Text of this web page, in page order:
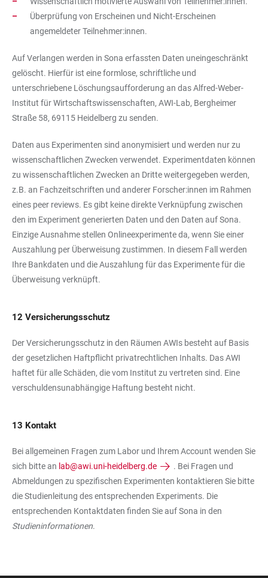
Überprüfung von Erscheinen und Nicht-Erscheinen
angemeldeter Teilnehmer:innen.
Auf Verlangen werden in Sona erfassten Daten uneingeschränkt
gelöscht. Hierfür ist eine formlose, schriftliche und
unterschriebene Löschungsaufforderung an das Alfred-Weber-
Institut für Wirtschaftswissenschaften, AWI-Lab, Bergheimer
Straße 58, 69115 Heidelberg zu senden.
Daten aus Experimenten sind anonymisiert und werden nur zu
wissenschaftlichen Zwecken verwendet. Experimentdaten können
zu wissenschaftlichen Zwecken an Dritte weitergegeben werden,
z.B. an Fachzeitschriften und anderer Forscher:innen im Rahmen
eines peer reviews. Es gibt keine direkte Verknüpfung zwischen
den im Experiment generierten Daten und den Daten auf Sona.
Einzige Ausnahme stellen Onlineexperimente da, wenn Sie einer
Auszahlung per Überweisung zustimmen. In diesem Fall werden
Ihre Bankdaten und die Auszahlung für das Experimente für die
Überweisung verknüpft.
12 Versicherungsschutz
Der Versicherungsschutz in den Räumen AWIs besteht auf Basis
der gesetzlichen Haftpflicht privatrechtlichen Inhalts. Das AWI
haftet für alle Schäden, die vom Institut zu vertreten sind. Eine
verschuldensunabhängige Haftung besteht nicht.
13 Kontakt
Bei allgemeinen Fragen zum Labor und Ihrem Account wenden Sie
sich bitte an lab@awi.uni-heidelberg.de
. Bei Fragen und
Abmeldungen zu spezifischen Experimenten kontaktieren Sie bitte
die Studienleitung des entsprechenden Experiments. Die
entsprechenden Kontaktdaten finden Sie auf Sona in den
Studieninformationen.